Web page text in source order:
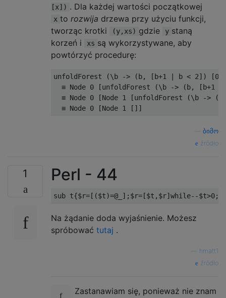
[x]) . Dla każdej wartości początkowej
x to rozwija drzewa przy użyciu funkcji,
tworząc krotki
(y,xs) gdzie y staną
korzeń i
xs są wykorzystywane, aby
powtórzyć procedurę:
unfoldForest (\ b -> ( b, [ b+1 b < 2]) [0
≡ Node 0 [unfoldForest (\ b -> ( b, [ b+1
≡ Node 0 [Node 1 [unfoldForest (\ b -> (
≡ Node 0 [Node 1 []]
ბიმო
źródło
1 Perl - 44
sub t{$r=[($t)=@_ ]; $r=[$t , $r] while--$t>0;
Na żądanie doda wyjaśnienie. Możesz
spróbować tutaj .
hmatt1
źródło
Zastanawiam się, ponieważ nie znam